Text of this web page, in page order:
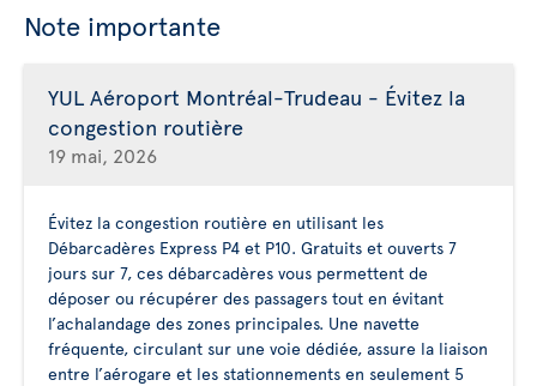
Note importante
YUL Aéroport Montréal-Trudeau - Évitez la
congestion routière
19 mai, 2026
Évitez la congestion routière en utilisant les
Débarcadères Express P4 et P10. Gratuits et ouverts 7
jours sur 7, ces débarcadères vous permettent de
déposer ou récupérer des passagers tout en évitant
l’achalandage des zones principales. Une navette
fréquente, circulant sur une voie dédiée, assure la liaison
entre l’aérogare et les stationnements en seulement 5